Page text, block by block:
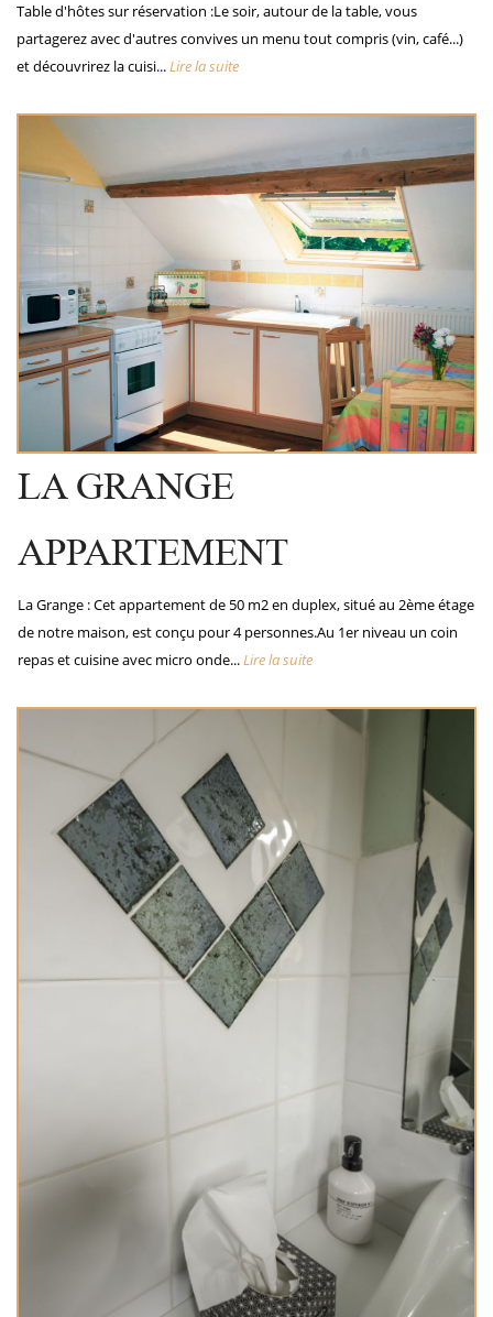
Table d'hôtes sur réservation :Le soir, autour de la table, vous
partagerez avec d'autres convives un menu tout compris (vin, café...)
et découvrirez la cuisi...Lire la suite
LA GRANGE
APPARTEMENT
La Grange : Cet appartement de 50 m2 en duplex, situé au 2ème étage
de notre maison, est conçu pour 4 personnes.Au 1er niveau un coin
repas et cuisine avec micro onde...Lire la suite